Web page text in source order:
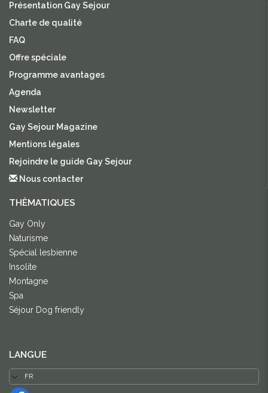
Présentation Gay Sejour
Charte de qualité
FAQ
Offre spéciale
Programme avantages
Agenda
Newsletter
Gay Sejour Magazine
Mentions légales
Rejoindre le guide Gay Sejour
Nous contacter
THÈMATIQUES
Gay Only
Naturisme
Spécial lesbienne
Insolite
Montagne
Spa
Séjour Dog friendly
LANGUE